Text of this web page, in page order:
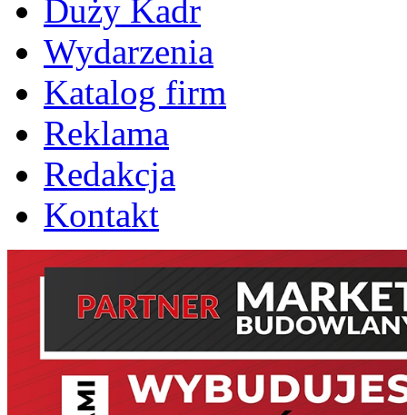
Duży Kadr
Wydarzenia
Katalog firm
Reklama
Redakcja
Kontakt